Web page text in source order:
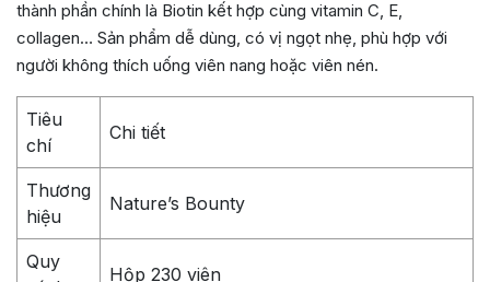
thành phần chính là Biotin kết hợp cùng vitamin C, E,
collagen… Sản phẩm dễ dùng, có vị ngọt nhẹ, phù hợp với
người không thích uống viên nang hoặc viên nén.
Tiêu
chí
Chi tiết
Thương
hiệu
Nature’s Bounty
Quy
Hộp 230 viên